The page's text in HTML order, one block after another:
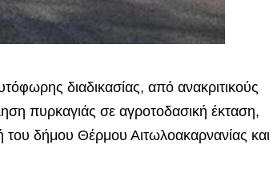
διαδικασίας, από ανακριτικούς
πυρκαγιάς σε αγροτοδασική έκταση,
του δήμου Θέρμου Αιτωλοακαρνανίας και